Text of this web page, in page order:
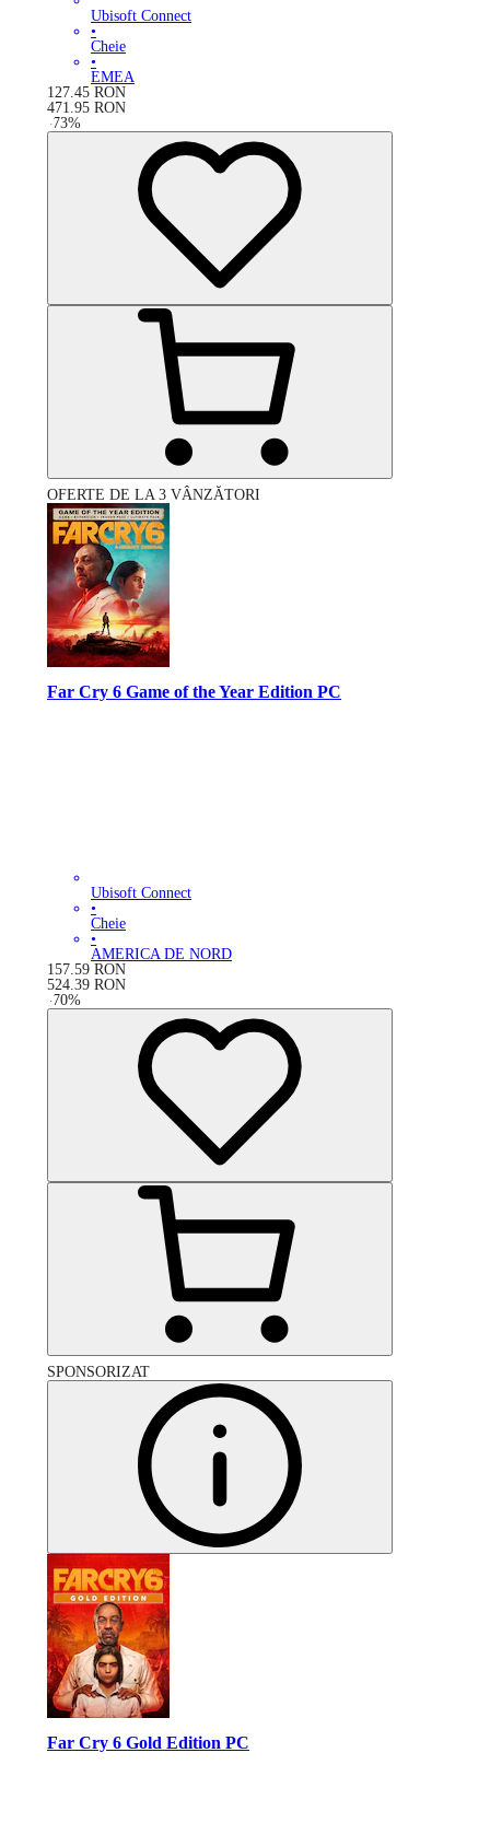
Ubisoft Connect
•
Cheie
•
EMEA
127.45 RON
471.95 RON
-73%
OFERTE DE LA 3 VÂNZĂTORI
Far Cry 6 Game of the Year Edition PC
Ubisoft Connect
•
Cheie
•
AMERICA DE NORD
157.59 RON
524.39 RON
-70%
SPONSORIZAT
Far Cry 6 Gold Edition PC